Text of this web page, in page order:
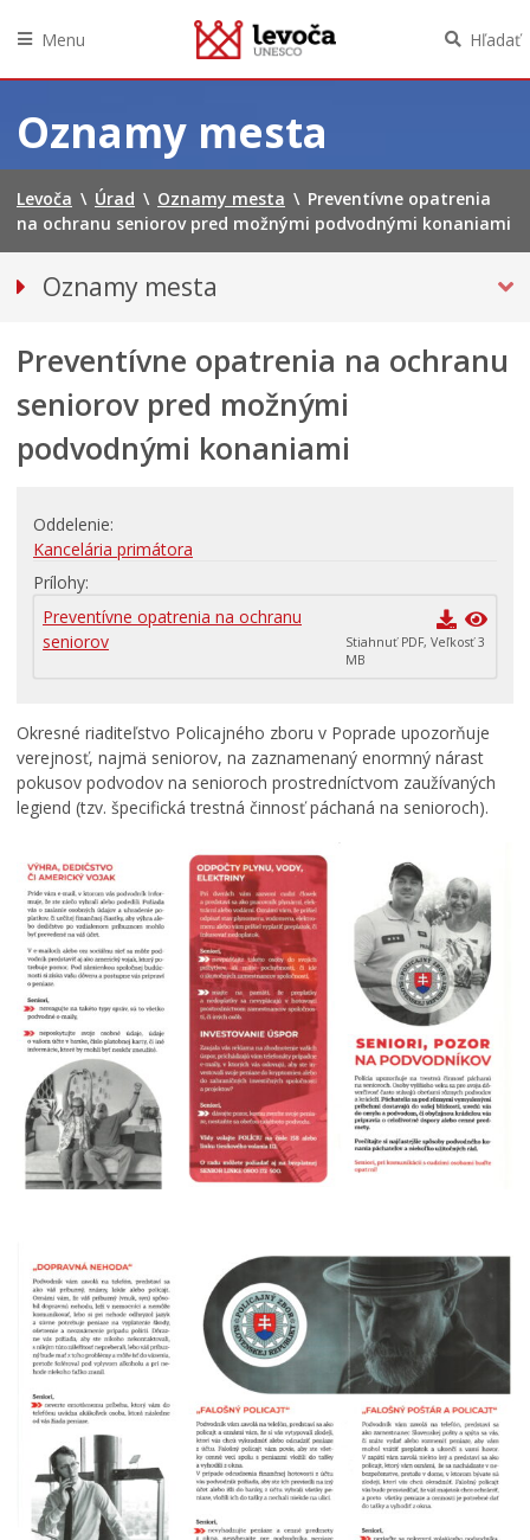
obsah
Menu Hľadať
Oznamy mesta
Levoča \ Úrad \ Oznamy mesta \ Preventívne opatrenia
na ochranu seniorov pred možnými podvodnými konaniami
Oznamy mesta
BEZPEČNOSŤ
Doprava, údržba komunikácií
Kultúra, šport a propagácia
RODINA, ŽIVOT, BÝVANIE
Školstvo
Stavby, prenájmy a pozemky
Zamestnanie v samospráve
Preventívne opatrenia na ochranu
seniorov pred možnými
podvodnými konaniami
Oddelenie
Kancelária primátora
Prílohy
Preventívne opatrenia na ochranu
seniorov
Stiahnuť PDF, Veľkosť 3
MB
Okresné riaditeľstvo Policajného zboru v Poprade upozorňuje
verejnosť, najmä seniorov, na zaznamenaný enormný nárast
pokusov podvodov na senioroch prostredníctvom zaužívaných
legiend (tzv. špecifická trestná činnosť páchaná na senioroch).